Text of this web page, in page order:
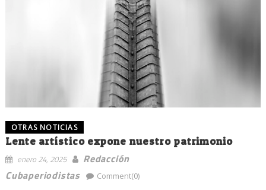
OTRAS NOTICIAS
Lente artístico expone nuestro patrimonio
enero 24, 2025
Redacción
Cubaperiodistas
Comment(0)